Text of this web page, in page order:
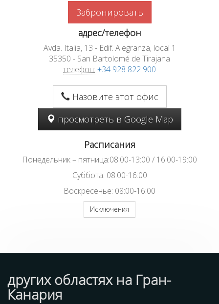
Забронировать
адрес/телефон
Avda. Italia, 13 - Edif. Alegranza, local 1
35350 - San Bartolomé de Tirajana
телефон: +34 928 822 900
Назовите этот офис
просмотреть в Google Map
Расписания
Понедельник – пятница:08:00-13:00 / 16:00-19:00
Суббота: 08:00-16:00
Воскресенье: 08:00-16:00
Исключения
других областях на Гран-
Канария